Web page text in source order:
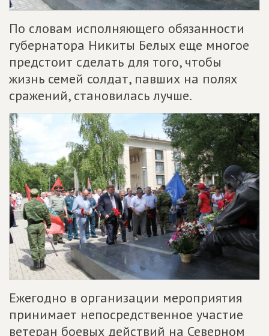
По словам исполняющего обязанности
губернатора Никиты Белых еще многое
предстоит сделать для того, чтобы
жизнь семей солдат, павших на полях
сражений, становилась лучше.
Ежегодно в организации мероприятия
принимает непосредственное участие
ветеран боевых действий на Северном